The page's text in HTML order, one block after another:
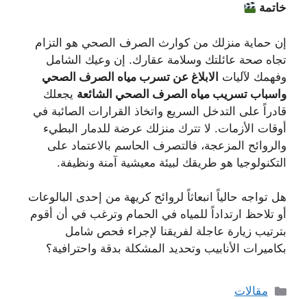
خاتمة
إن حماية منزلك من كوارث الصرف الصحي هو التزام
تجاه صحة عائلتك وسلامة عقارك. إن وعيك الشامل
وفهمك لآليات الابلاغ عن تسرب مياه الصرف الصحي
واسباب تسريب مياه الصرف الصحي الشائعة يجعلك
قادراً على التدخل السريع واتخاذ القرارات الصائبة في
أوقات الأزمات. لا تترك منزلك عرضة للدمار البطيء
والروائح المزعجة، فالتصرف الحاسم بالاعتماد على
التكنولوجيا هو طريقك لبيئة معيشية آمنة ونظيفة.
هل تواجه حالياً انبعاثاً لروائح كريهة من إحدى البالوعات
أو تلاحظ ارتداداً للمياه في الحمام وترغب في أن أقوم
بترتيب زيارة عاجلة لفريقنا لإجراء فحص شامل
بكاميرات الأنابيب وتحديد المشكلة بدقة واحترافية؟
التصنيفات
مقالات